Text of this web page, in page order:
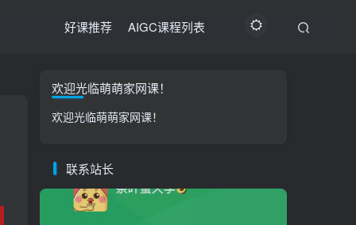
好课推荐 AIGC课程列表
欢迎光临萌萌家网课！
欢迎光临萌萌家网课！
联系站长